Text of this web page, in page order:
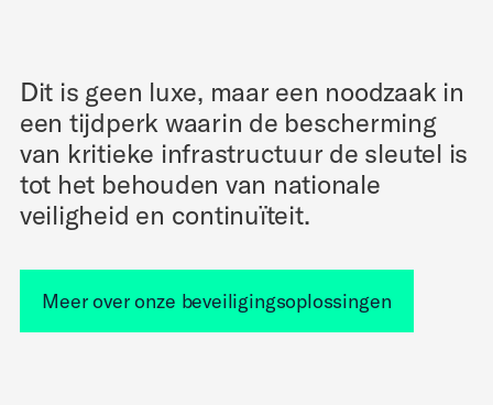
Dit is geen luxe, maar een noodzaak in
een tijdperk waarin de bescherming
van kritieke infrastructuur de sleutel is
tot het behouden van nationale
veiligheid en continuïteit.
Meer over onze beveiligingsoplossingen